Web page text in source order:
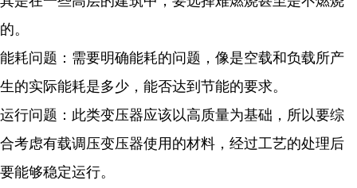
的。
能耗问题：需要明确能耗的问题，像是空载和负载所产
生的实际能耗是多少，能否达到节能的要求。
运行问题：此类变压器应该以高质量为基础，所以要综
合考虑有载调压变压器使用的材料，经过工艺的处理后
要能够稳定运行。